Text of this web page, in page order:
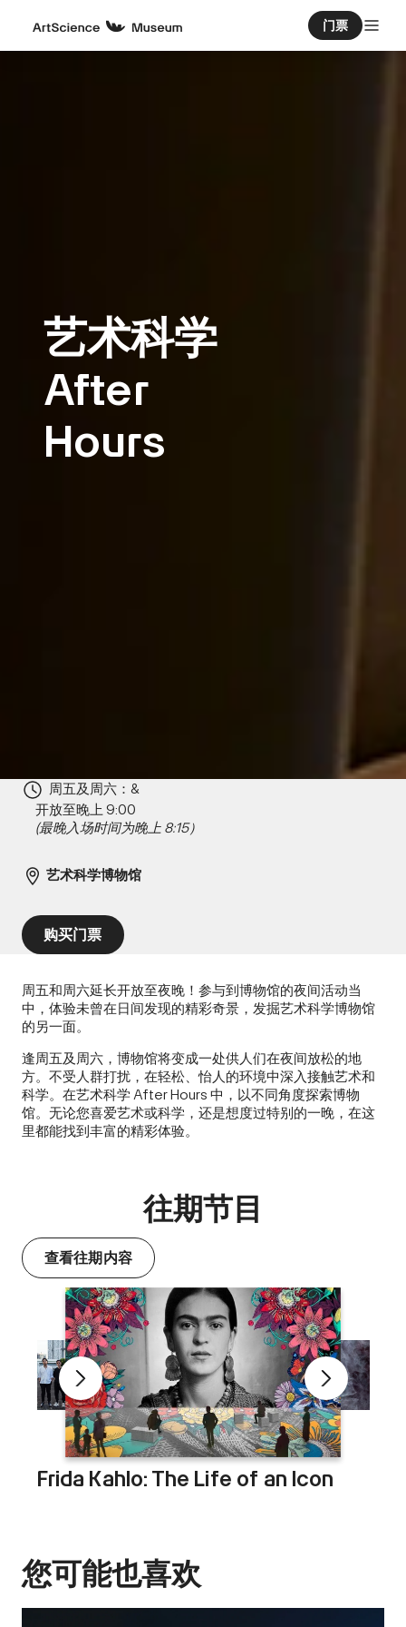
门票
艺术科学
After
Hours
周五及周六：&
开放至晚上 9:00
(最晚入场时间为晚上 8:15）
艺术科学博物馆
购买门票
周五和周六延长开放至夜晚！参与到博物馆的夜间活动当
中，体验未曾在日间发现的精彩奇景，发掘艺术科学博物馆
的另一面。
逢周五及周六，博物馆将变成一处供人们在夜间放松的地
方。不受人群打扰，在轻松、怡人的环境中深入接触艺术和
科学。在艺术科学 After Hours 中，以不同角度探索博物
馆。无论您喜爱艺术或科学，还是想度过特别的一晚，在这
里都能找到丰富的精彩体验。
往期节目
查看往期内容
Frida Kahlo: The Life of an Icon
您可能也喜欢